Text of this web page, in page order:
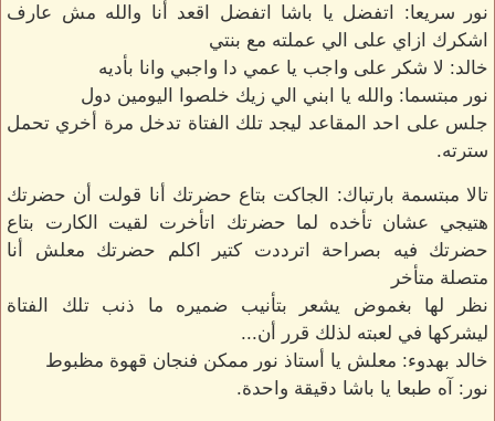
نور سريعا: اتفضل يا باشا اتفضل اقعد أنا والله مش عارف
اشكرك ازاي على الي عملته مع بنتي
خالد: لا شكر على واجب يا عمي دا واجبي وانا بأديه
نور مبتسما: والله يا ابني الي زيك خلصوا اليومين دول
جلس على احد المقاعد ليجد تلك الفتاة تدخل مرة أخري تحمل
سترته.
تالا مبتسمة بارتباك: الجاكت بتاع حضرتك أنا قولت أن حضرتك
هتيجي عشان تأخده لما حضرتك اتأخرت لقيت الكارت بتاع
حضرتك فيه بصراحة اترددت كتير اكلم حضرتك معلش أنا
متصلة متأخر
نظر لها بغموض يشعر بتأنيب ضميره ما ذنب تلك الفتاة
ليشركها في لعبته لذلك قرر أن...
خالد بهدوء: معلش يا أستاذ نور ممكن فنجان قهوة مظبوط
نور: آه طبعا يا باشا دقيقة واحدة.